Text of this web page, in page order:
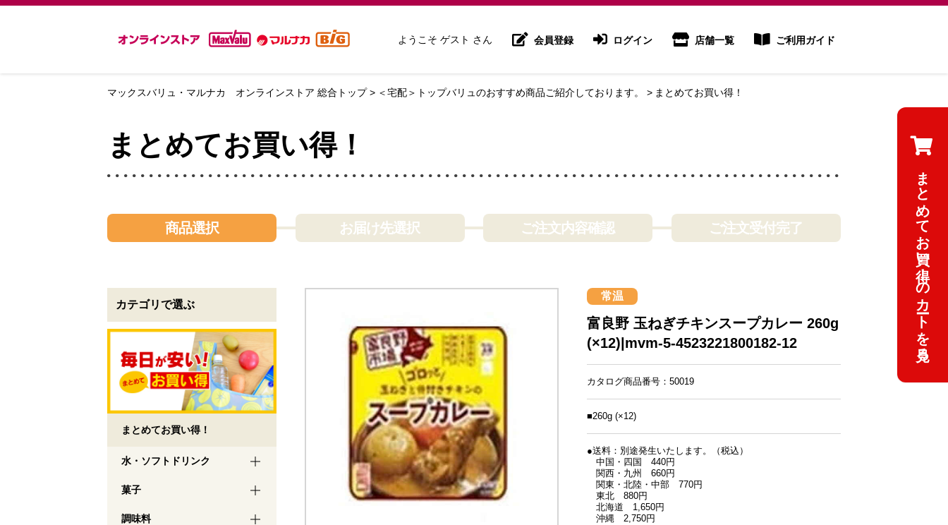
ようこそ ゲスト さん 会員登録 ログイン 店舗一覧 ご利用ガイド
マックスバリュ・マルナカ オンラインストア 総合トップ ＜宅配＞トップバリュのおすすめ商品ご紹介しております。 まとめてお買い得！
まとめてお買い得！
商品選択 お届け先選択 ご注文内容確認 ご注文受付完了
カテゴリで選ぶ
まとめてお買い得！
水・ソフトドリンク
菓子
調味料
常温
富良野 玉ねぎチキンスープカレー 260g
(×12)|mvm-5-4523221800182-12
カタログ商品番号：50019
■260g (×12)
●送料：別途発生いたします。（税込）
中国・四国 440円
関西・九州 660円
関東・北陸・中部 770円
東北 880円
北海道 1,650円
沖縄 2,750円
まとめてお買い得！のカートを見る